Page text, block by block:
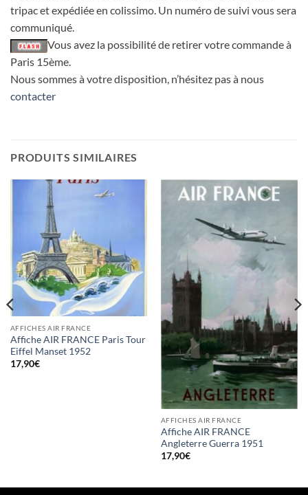
tripac et expédiée en colissimo. Un numéro de suivi vous sera
communiqué.
Vous avez la possibilité de retirer votre commande à
Paris 15ème.
Nous sommes à votre disposition, n’hésitez pas à nous
contacter
PRODUITS SIMILAIRES
AFFICHES AIR FRANCE
Affiche AIR FRANCE Paris Tour
Eiffel Manset 1952
17,90€
AFFICHES AIR FRANCE
Affiche AIR FRANCE
Angleterre Guerra 1951
17,90€